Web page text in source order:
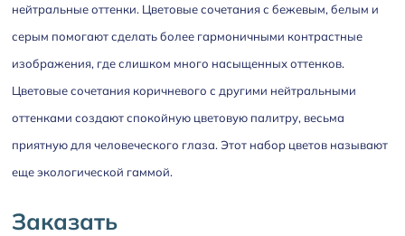
нейтральные оттенки. Цветовые сочетания с бежевым, белым и
серым помогают сделать более гармоничными контрастные
изображения, где слишком много насыщенных оттенков.
Цветовые сочетания коричневого с другими нейтральными
оттенками создают спокойную цветовую палитру, весьма
приятную для человеческого глаза. Этот набор цветов называют
еще экологической гаммой.
Заказать